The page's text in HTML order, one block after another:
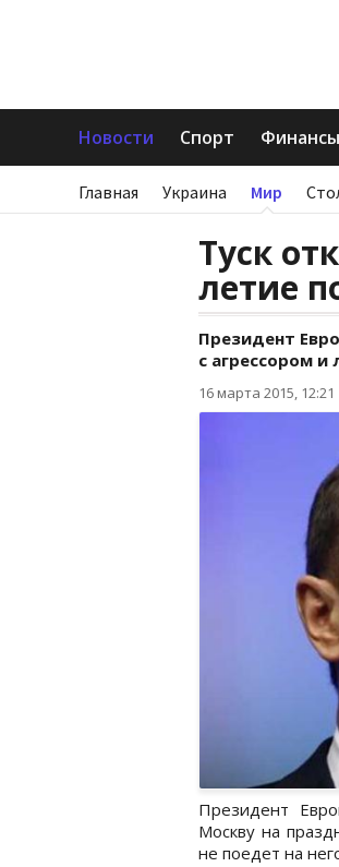
Новости Спорт Финансы
Главная Украина Мир
Туск
летие
Президент
с агрессором
16 марта 2015, 12:21
Президент
Москву на
не поедет на